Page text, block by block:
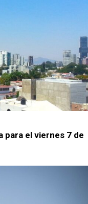
para el viernes 7 de